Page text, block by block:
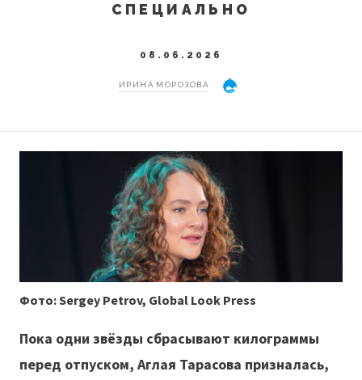
СПЕЦИАЛЬНО
08.06.2026
ИРИНА МОРОЗОВА
Фото: Sergey Petrov, Global Look Press
Пока одни звёзды сбрасывают килограммы
перед отпуском, Аглая Тарасова призналась,